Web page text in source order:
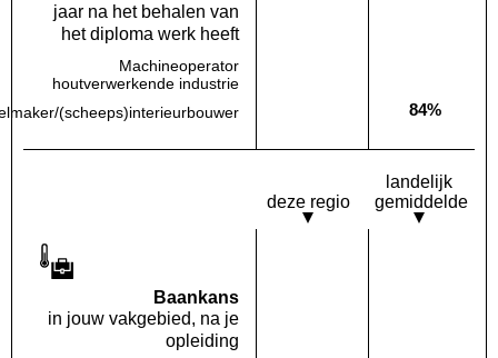
jaar na het behalen van
het diploma werk heeft
Machineoperator
houtverwerkende industrie
(scheeps)interieurbouwer Deze opleiding:
Geen waarde bekendLandelijk
84%
deze regio
landelijk
gemiddelde
Baankans
in jouw vakgebied, na je
opleiding